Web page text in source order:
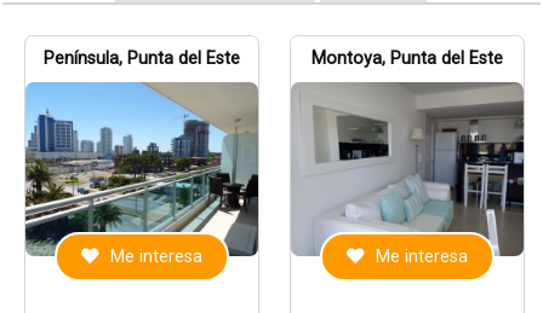
Península, Punta del Este
Me interesa
Montoya, Punta del Este
Me interesa